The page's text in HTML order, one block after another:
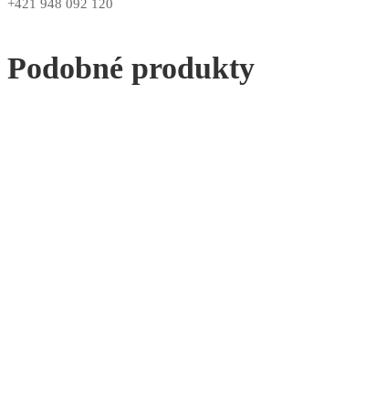
+421 948 092 120
Podobné produkty